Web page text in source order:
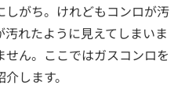
がち。けれどもコンロが汚
れたように見えてしまいま
ん。ここではガスコンロを
します。